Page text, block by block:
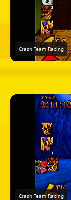
Crash Team Racing
Crash Team Racing